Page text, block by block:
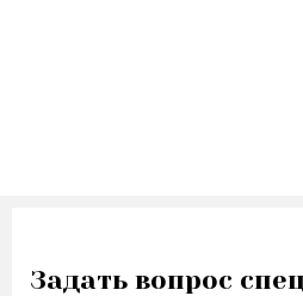
Задать вопрос